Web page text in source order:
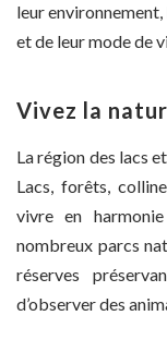
leur
et de leur mode de
Vivez la
La région des lacs
Lacs, forêts,
vivre en
nombreux parcs
réserves
d’observer des